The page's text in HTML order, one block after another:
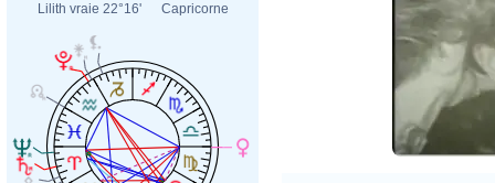
Lilith vraie 22°16' Capricorne